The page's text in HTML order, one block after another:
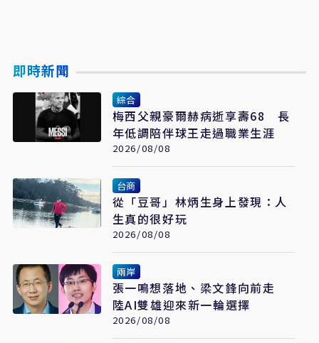
即時新聞
綜合
梅西父親豪爾赫病逝享壽68 長
年低調陪伴球王走過職業生涯
2026/08/08
台商
從「豆哥」林炳生身上發現：人
生真的很好玩
2026/08/08
兩岸
張一鳴想落地、梁文鋒向前走
陸AI雙雄迎來新一輪選擇
2026/08/08